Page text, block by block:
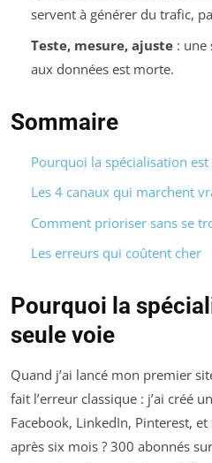
servent à générer du trafic,
Teste, mesure, ajuste: une
aux données est morte.
Sommaire
Pourquoi la spécialisation
Les 4 canaux qui marchent
Comment prioriser sans se
Les erreurs qui coûtent cher
Pourquoi la
seule voie
Quand j’ai lancé mon premier
fait l’erreur classique : j’ai créé
Facebook, LinkedIn, Pinterest,
après six mois ? 300 abonnés